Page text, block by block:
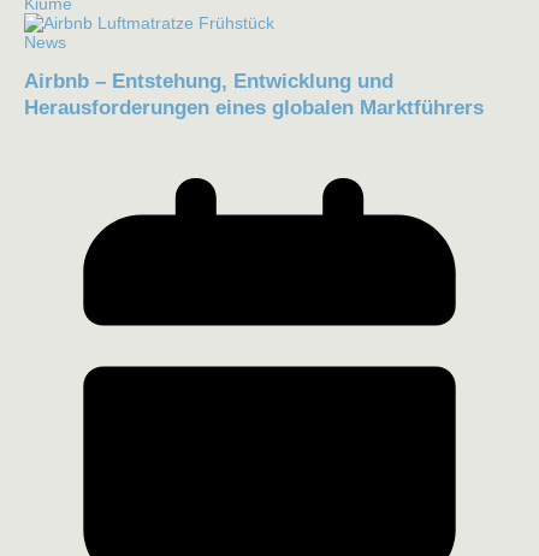
News
Airbnb – Entstehung, Entwicklung und
Herausforderungen eines globalen Marktführers